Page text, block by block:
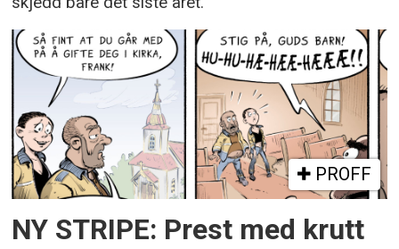
PROFF
NY STRIPE: Prest med krutt